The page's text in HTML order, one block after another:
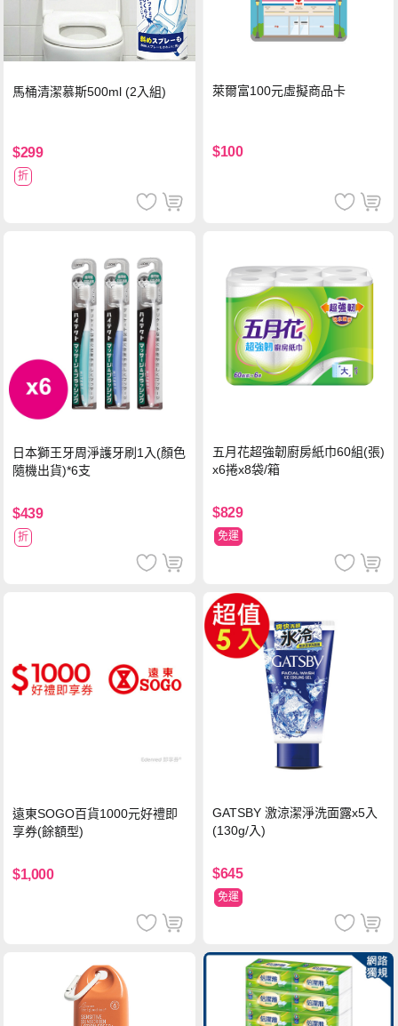
馬桶清潔慕斯500ml (2入組)
$299
折
萊爾富100元虛擬商品卡
$100
日本獅王牙周淨護牙刷1入(顏色
隨機出貨)*6支
$439
折
五月花超強韌廚房紙巾60組(張)
x6捲x8袋/箱
$829
免運
遠東SOGO百貨1000元好禮即
享券(餘額型)
$1,000
GATSBY 激涼潔淨洗面露x5入
(130g/入)
$645
免運